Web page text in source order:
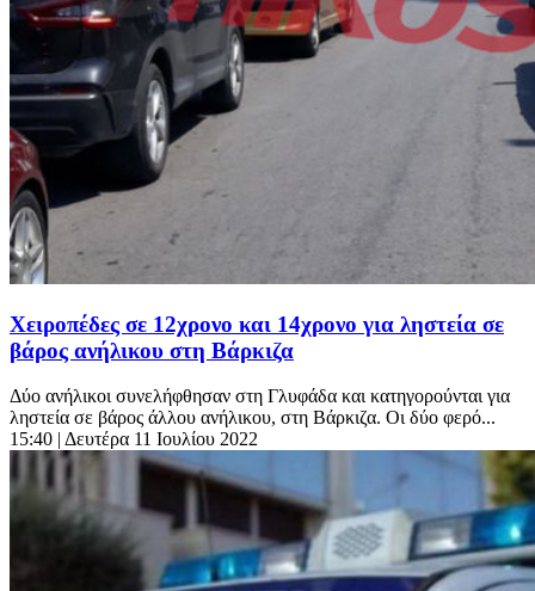
Χειροπέδες σε 12χρονο και 14χρονο για ληστεία σε
βάρος ανήλικου στη Βάρκιζα
Δύο ανήλικοι συνελήφθησαν στη Γλυφάδα και κατηγορούνται για
ληστεία σε βάρος άλλου ανήλικου, στη Βάρκιζα. Οι δύο φερό...
15:40 | Δευτέρα 11 Ιουλίου 2022